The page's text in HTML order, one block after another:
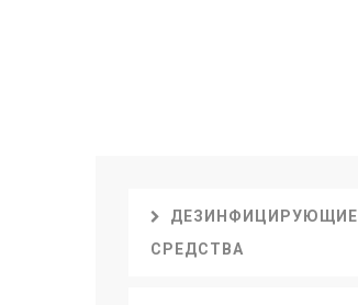
ДЕЗИНФИЦИРУЮЩИЕ
СРЕДСТВА